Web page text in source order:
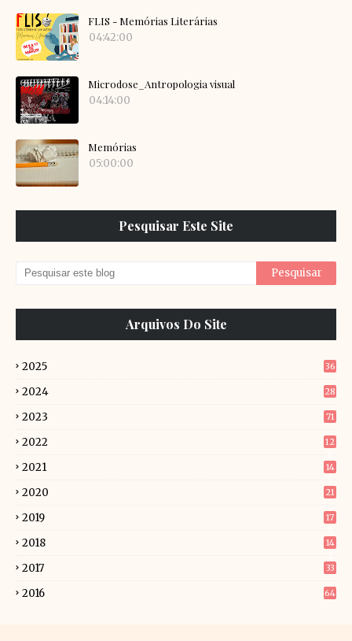
FLIS - Memórias Literárias
04:42:00
Microdose_Antropologia visual
04:14:00
Memórias
05:00:00
Pesquisar Este Site
Arquivos Do Site
2025 36
2024 28
2023 71
2022
12
2021
14
2020 21
2019
17
2018
14
2017 33
2016 64